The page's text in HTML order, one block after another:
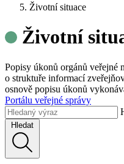
Životní situace
Životní
Popisy úkonů orgánů veřejné
o struktuře informací
osnově popisu úkonů
Portálu veřejné správy
Hledat